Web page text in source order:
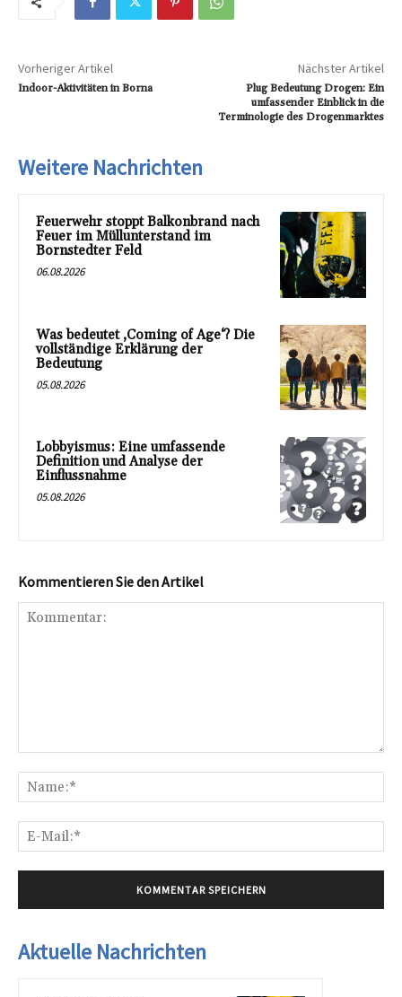
Vorheriger Artikel
Indoor-Aktivitäten in Borna
Nächster Artikel
Plug Bedeutung Drogen: Ein
umfassender Einblick in die
Terminologie des Drogenmarktes
Weitere Nachrichten
Feuerwehr stoppt Balkonbrand nach
Feuer im Müllunterstand im
Bornstedter Feld
06.08.2026
Was bedeutet ‚Coming of Age‘? Die
vollständige Erklärung der
Bedeutung
05.08.2026
Lobbyismus: Eine umfassende
Definition und Analyse der
Einflussnahme
05.08.2026
Kommentieren Sie den Artikel
Aktuelle Nachrichten